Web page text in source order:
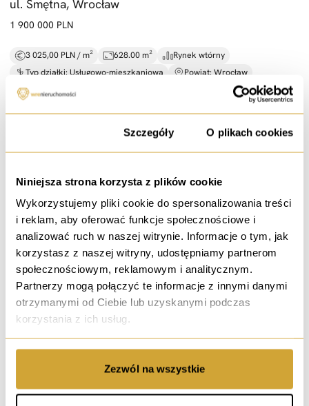
Szczegóły O plikach cookies
Niniejsza strona korzysta z plików cookie
Wykorzystujemy pliki cookie do spersonalizowania treści
i reklam, aby oferować funkcje społecznościowe i
analizować ruch w naszej witrynie. Informacje o tym, jak
korzystasz z naszej witryny, udostępniamy partnerom
społecznościowym, reklamowym i analitycznym.
Partnerzy mogą połączyć te informacje z innymi danymi
otrzymanymi od Ciebie lub uzyskanymi podczas
korzystania z ich usług.
Zezwól na wszystkie
ul. Smętna, Wrocław
1 900 000 PLN
3 025,00 PLN / m² 628.00 m²
Rynek wtórny
Typ działki: Usługowo-mieszkaniowa
Powiat: Wrocław
Działka budowlana 1200m2 z MPZP Wilkszyn
Wilkszyn
444 000 PLN
370,00 PLN / m² 1200.00 m²
Rynek wtórny
Typ działki: Budowlana
Powiat: średzki
dom jednorodzinny,Środa Śląska
ul. Makowa, Środa Śląska